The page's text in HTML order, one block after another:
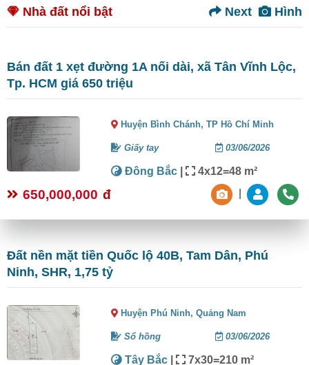
Nhà đất nổi bật Hình
Next
Bán đất 1 xẹt đường 1A nối dài, xã Tân Vĩnh Lộc,
Tp. HCM giá 650 triệu
Huyện Bình Chánh,TP Hồ Chí Minh
Giấy tay 03/06/2026
Đông Bắc | 4x12=48 m²
650,000,000 đ
Đất nền mặt tiền Quốc lộ 40B, Tam Dân, Phú
Ninh, SHR, 1,75 tỷ
Huyện Phú Ninh,Quảng Nam
Sổ hồng 03/06/2026
Tây Bắc | 7x30=210 m²